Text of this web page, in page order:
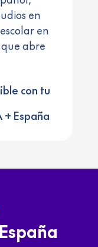
en
en
abre
con tu
España